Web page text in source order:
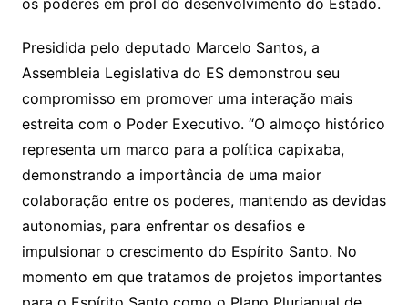
Presidida pelo deputado Marcelo Santos, a
Assembleia Legislativa do ES demonstrou seu
compromisso em promover uma interação mais
estreita com o Poder Executivo. “O almoço histórico
representa um marco para a política capixaba,
demonstrando a importância de uma maior
colaboração entre os poderes, mantendo as devidas
autonomias, para enfrentar os desafios e
impulsionar o crescimento do Espírito Santo. No
momento em que tratamos de projetos importantes